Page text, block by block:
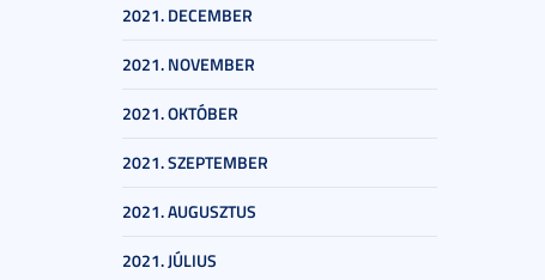
2021. DECEMBER
2021. NOVEMBER
2021. OKTÓBER
2021. SZEPTEMBER
2021. AUGUSZTUS
2021. JÚLIUS